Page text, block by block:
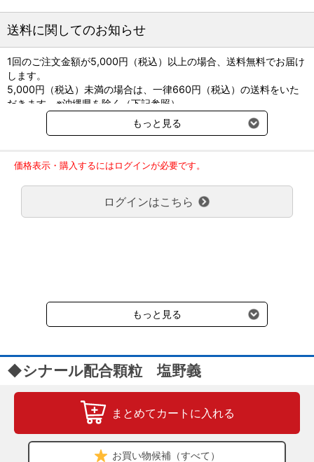
送料に関してのお知らせ
1回のご注文金額が5,000円（税込）以上の場合、送料無料でお届け
します。
5,000円（税込）未満の場合は、一律660円（税込）の送料をいた
だきます。※沖縄県を除く（下記参照）
※2017年11月14日（火）より沖縄県へのお届けにつきましては、1
回のご注文金額（税込）が、30,000円以上で配送無料となります。
ご了承のほどよろしくお願い致します。
弊社都合でお届けが２回以上に分かれる場合の送料負担は、１回分
のみで新たな送料は発生しません。
大型商品送料が必要な商品をご注文の場合は、大型商品送料のみご
負担頂きます。
受けます。
もっと見る
価格表示・購入するにはログインが必要です。
ログインはこちら
もっと見る
◆シナール配合顆粒 塩野義
まとめてカートに入れる
お買い物候補（すべて）